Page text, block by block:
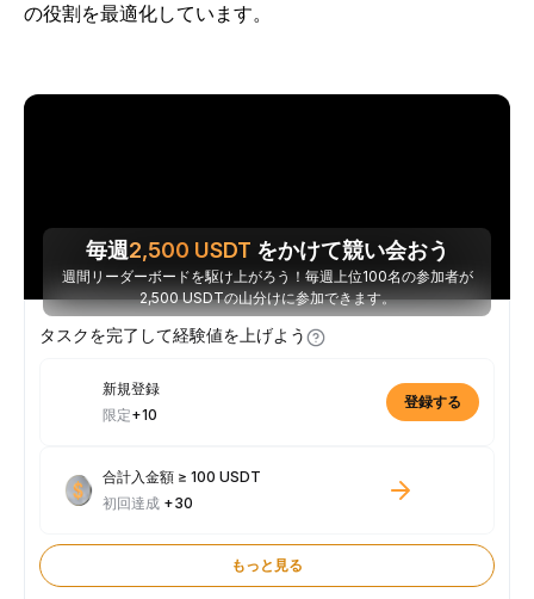
の役割を最適化しています。
毎週2,500 USDT をかけて競い会おう
週間リーダーボードを駆け上がろう！毎週上位100名の参加者が
2,500 USDTの山分けに参加できます。
タスクを完了して経験値を上げよう
新規登録
限定+10
登録する
合計入金額 ≥ 100 USDT
初回達成 +30
もっと見る